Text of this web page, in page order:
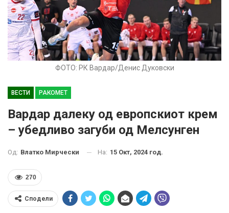
ФОТО: РК Вардар/Денис Дуковски
ВЕСТИ РАКОМЕТ
Вардар далеку од европскиот крем
– убедливо загуби од Мелсунген
Од: Влатко Мирчески На: 15 Окт, 2024 год.
270
Сподели